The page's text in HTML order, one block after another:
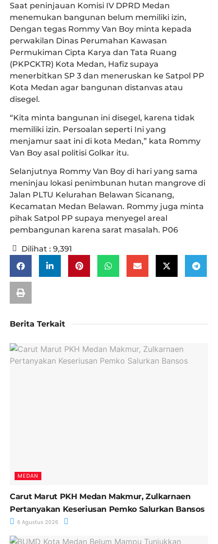
Saat peninjauan Komisi IV DPRD Medan
menemukan bangunan belum memiliki izin,
Dengan tegas Rommy Van Boy minta kepada
perwakilan Dinas Perumahan Kawasan
Permukiman Cipta Karya dan Tata Ruang
(PKPCKTR) Kota Medan, Hafiz supaya
menerbitkan SP 3 dan meneruskan ke Satpol PP
Kota Medan agar bangunan distanvas atau
disegel.
“Kita minta bangunan ini disegel, karena tidak
memiliki izin. Persoalan seperti Ini yang
menjamur saat ini di kota Medan,” kata Rommy
Van Boy asal politisi Golkar itu.
Selanjutnya Rommy Van Boy di hari yang sama
meninjau lokasi penimbunan hutan mangrove di
Jalan PLTU Kelurahan Belawan Sicanang,
Kecamatan Medan Belawan. Rommy juga minta
pihak Satpol PP supaya menyegel areal
pembangunan karena sarat masalah. P06
Dilihat : 9,391
Berita Terkait
MEDAN
Carut Marut PKH Medan Makmur, Zulkarnaen
Pertanyakan Keseriusan Pemko Salurkan Bansos
6 Agustus 2026